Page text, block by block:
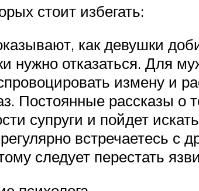
стоит избегать:
как девушки
нужно отказаться. Для
измену и
Постоянные рассказы о
супруги и пойдет
встречаетесь с
следует перестать